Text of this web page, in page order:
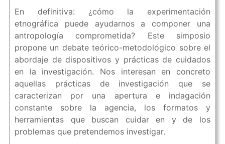
En definitiva: ¿cómo la experimentación
etnográfica puede ayudarnos a componer una
antropología comprometida? Este simposio
propone un debate teórico-metodológico sobre el
abordaje de dispositivos y prácticas de cuidados
en la investigación. Nos interesan en concreto
aquellas prácticas de investigación que se
caracterizan por una apertura e indagación
constante sobre la agencia, los formatos y
herramientas que buscan cuidar en y de los
problemas que pretendemos investigar.